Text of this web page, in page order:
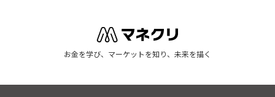
お金を学び、マーケットを知り、未来を描く